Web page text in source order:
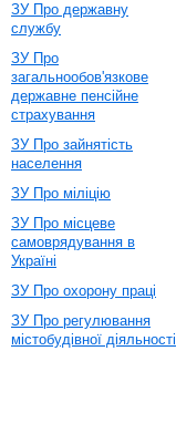
ЗУ Про державну
службу
ЗУ Про
загальнообов'язкове
державне пенсійне
страхування
ЗУ Про зайнятість
населення
ЗУ Про міліцію
ЗУ Про місцеве
самоврядування в
Україні
ЗУ Про охорону праці
ЗУ Про регулювання
містобудівної діяльності